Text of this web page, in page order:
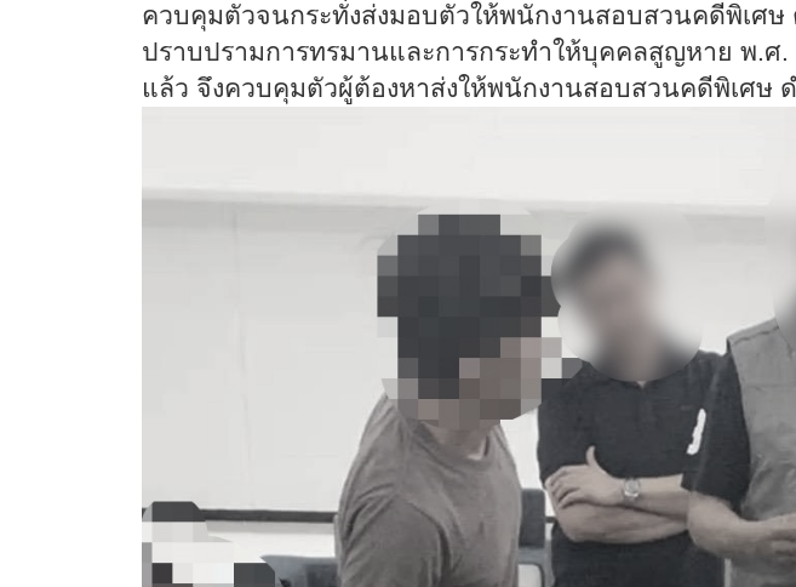
ควบคุมตัวจนกระทั่งส่งมอบตัวให้พนักงานสอบสวนคดีพิเศ
ปราบปรามการทรมานและการกระทำให้บุคคลสูญหาย พ.ศ.
แล้ว จึงควบคุมตัวผู้ต้องหาส่งให้พนักงานสอบสวนคดีพิเศษ